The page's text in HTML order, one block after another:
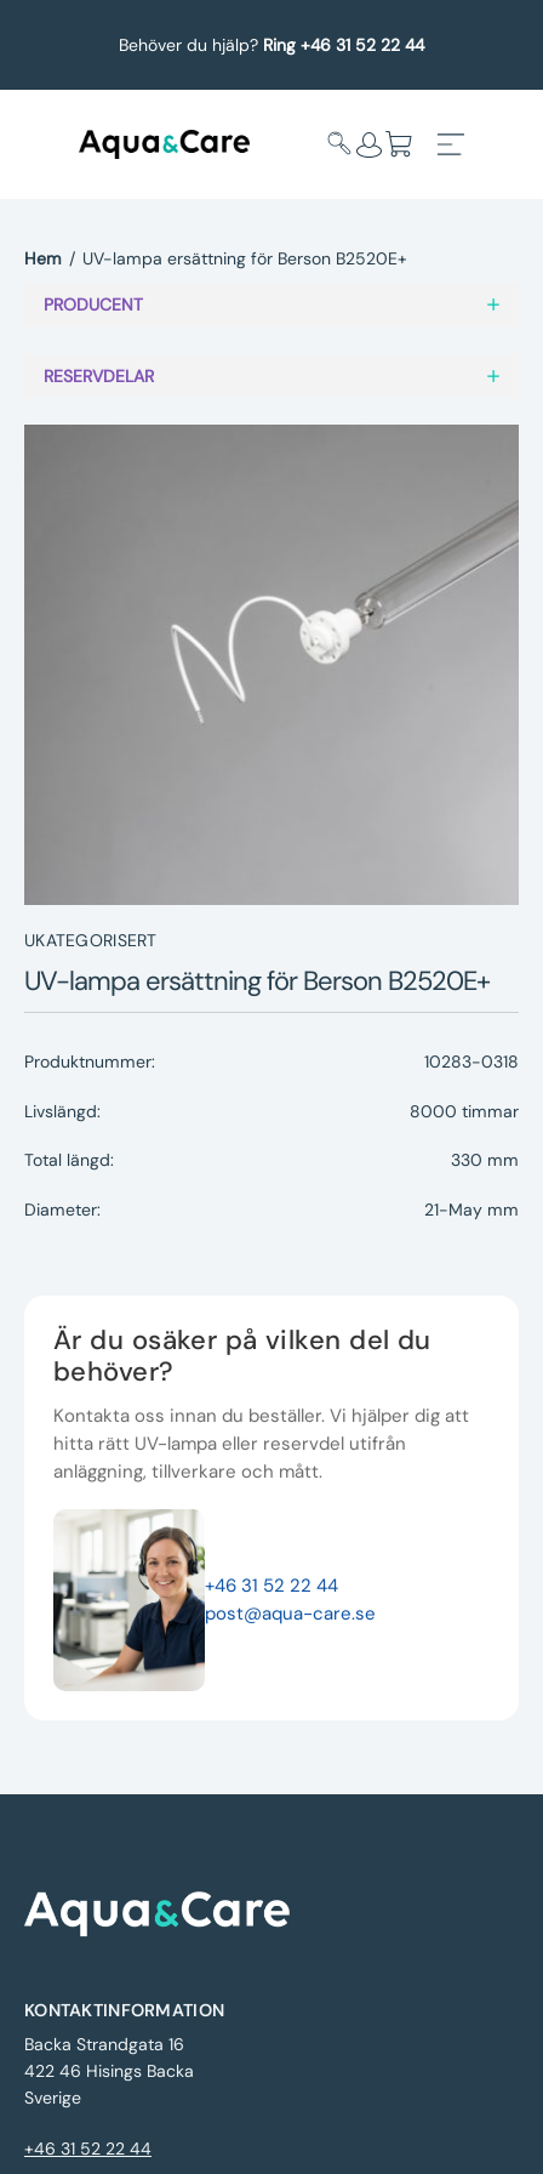
Behöver du hjälp? Ring +46 31 52 22 44
undermeny
Service
Underhållstips
Hem / UV-lampa ersättning för Berson B2520E+
PRODUCENT
RESERVDELAR
UKATEGORISERT
UV-lampa ersättning för Berson B2520E+
Produktnummer: 10283-0318
Livslängd: 8000 timmar
Total längd: 330 mm
Diameter: 21-May mm
Är du osäker på vilken del du
behöver?
Kontakta oss innan du beställer. Vi hjälper dig att
hitta rätt UV-lampa eller reservdel utifrån
anläggning, tillverkare och mått.
+46 31 52 22 44
post@aqua-care.se
KONTAKTINFORMATION
Backa Strandgata 16
422 46 Hisings Backa
Sverige
+46 31 52 22 44